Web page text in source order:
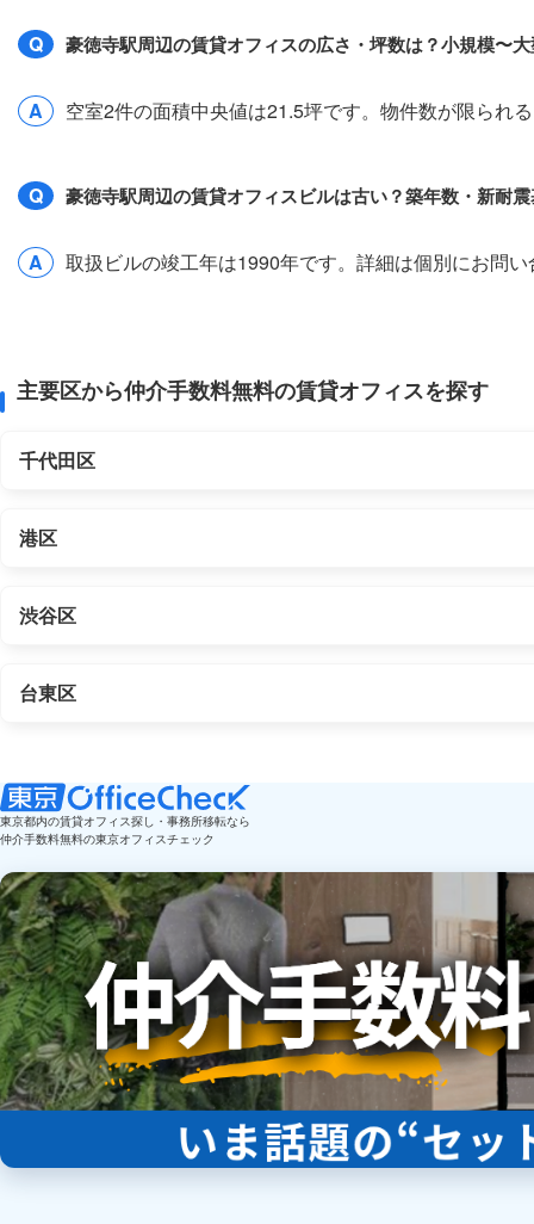
Q 豪徳寺駅周辺の賃貸オフィスの広さ・坪数は？小規模〜
A 空室2件の面積中央値は21.5坪です。物件数が限られ
Q 豪徳寺駅周辺の賃貸オフィスビルは古い？築年数・新耐
A 取扱ビルの竣工年は1990年です。詳細は個別にお問
主要区から仲介手数料無料の賃貸オフィスを探す
千代田区
港区
渋谷区
台東区
東京都内の賃貸オフィス探し・事務所移転なら
仲介手数料無料の東京オフィスチェック